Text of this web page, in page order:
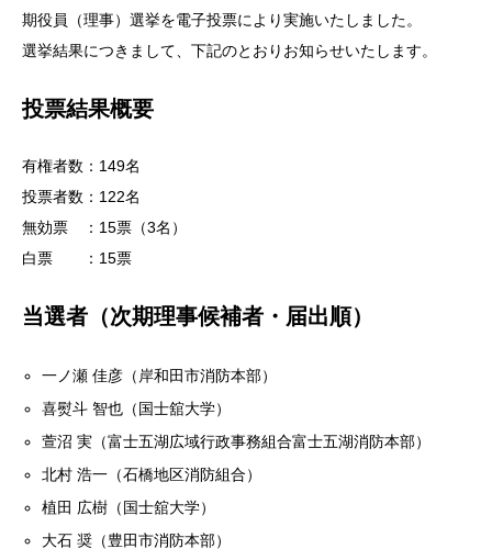
期役員（理事）選挙を電子投票により実施いたしました。
選挙結果につきまして、下記のとおりお知らせいたします。
投票結果概要
有権者数：149名
投票者数：122名
無効票 ：15票（3名）
白票 ：15票
当選者（次期理事候補者・届出順）
一ノ瀬 佳彦（岸和田市消防本部）
喜熨斗 智也（国⼠舘⼤学）
萱沼 実（富士五湖広域行政事務組合富士五湖消防本部）
北村 浩一（石橋地区消防組合）
植田 広樹（国士舘大学）
大石 奨（豊田市消防本部）